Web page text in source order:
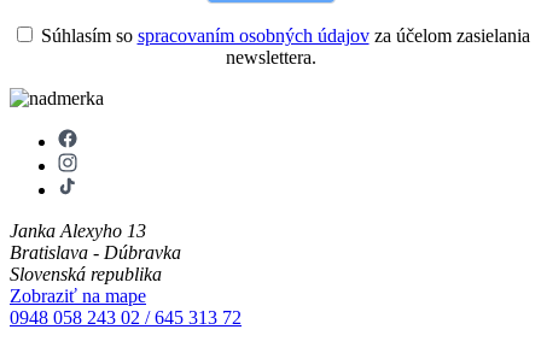
Súhlasím so spracovaním osobných údajovza účelom zasielania
newslettera.
Janka Alexyho 13
Bratislava - Dúbravka
Slovenská republika
Zobraziť na mape
0948 058 243 02 / 645 313 72